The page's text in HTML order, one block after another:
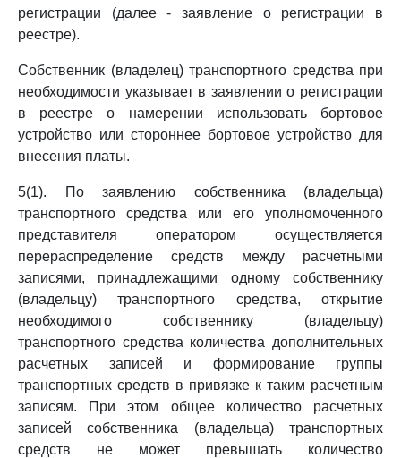
регистрации (далее - заявление о регистрации в
реестре).
Собственник (владелец) транспортного средства при
необходимости указывает в заявлении о регистрации
в реестре о намерении использовать бортовое
устройство или стороннее бортовое устройство для
внесения платы.
5(1). По заявлению собственника (владельца)
транспортного средства или его уполномоченного
представителя оператором осуществляется
перераспределение средств между расчетными
записями, принадлежащими одному собственнику
(владельцу) транспортного средства, открытие
необходимого собственнику (владельцу)
транспортного средства количества дополнительных
расчетных записей и формирование группы
транспортных средств в привязке к таким расчетным
записям. При этом общее количество расчетных
записей собственника (владельца) транспортных
средств не может превышать количество